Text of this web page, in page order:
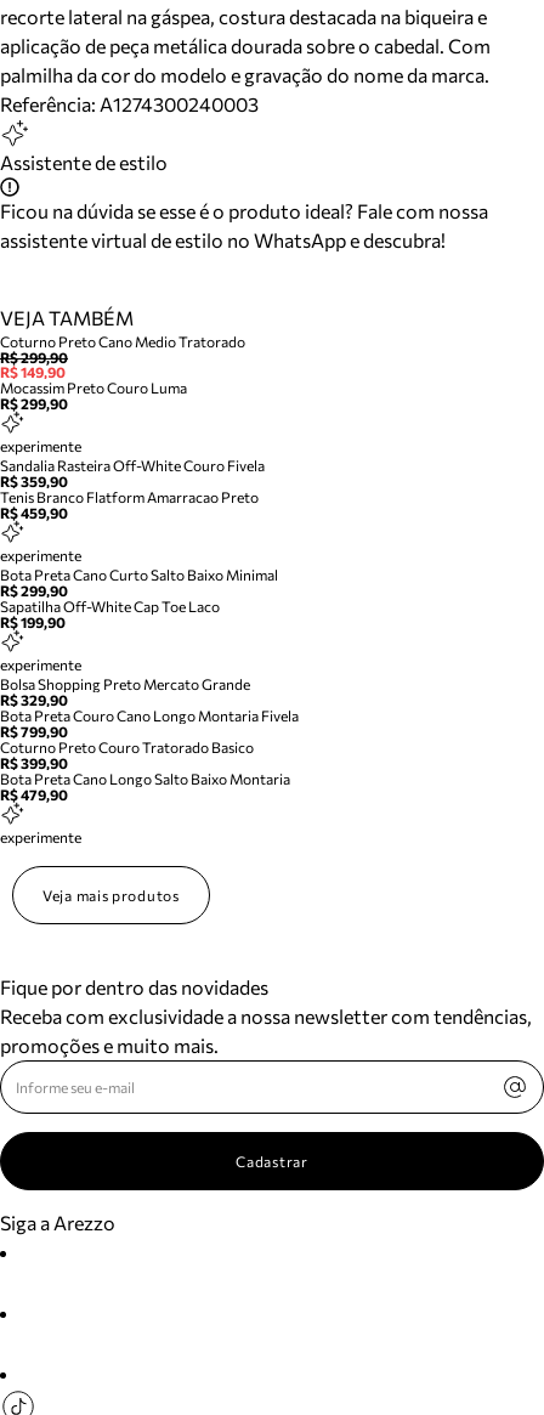
recorte lateral na gáspea, costura destacada na biqueira e
aplicação de peça metálica dourada sobre o cabedal. Com
palmilha da cor do modelo e gravação do nome da marca.
Referência: A1274300240003
Assistente de estilo
Ficou na dúvida se esse é o produto ideal? Fale com nossa
assistente virtual de estilo no WhatsApp e descubra!
VEJA TAMBÉM
Coturno Preto Cano Medio Tratorado
R$ 299,90
R$ 149,90
Mocassim Preto Couro Luma
R$ 299,90
experimente
Sandalia Rasteira Off-White Couro Fivela
R$ 359,90
Tenis Branco Flatform Amarracao Preto
R$ 459,90
experimente
Bota Preta Cano Curto Salto Baixo Minimal
R$ 299,90
Sapatilha Off-White Cap Toe Laco
R$ 199,90
experimente
Bolsa Shopping Preto Mercato Grande
R$ 329,90
Bota Preta Couro Cano Longo Montaria Fivela
R$ 799,90
Coturno Preto Couro Tratorado Basico
R$ 399,90
Bota Preta Cano Longo Salto Baixo Montaria
R$ 479,90
experimente
Veja mais produtos
Fique por dentro das novidades
Receba com exclusividade a nossa newsletter com tendências,
promoções e muito mais.
Cadastrar
Siga a Arezzo